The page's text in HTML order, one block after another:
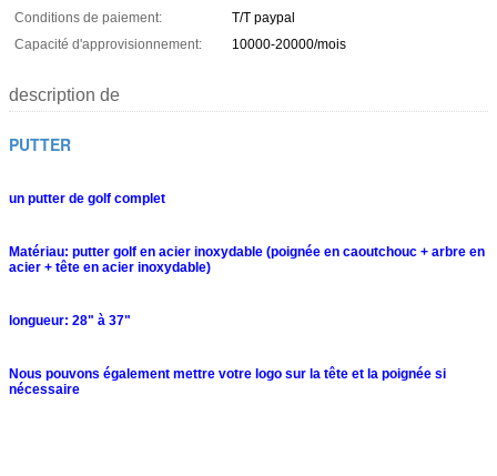
Conditions de paiement:
T/T paypal
Capacité d'approvisionnement:
10000-20000/mois
description de
PUTTER
un putter de golf complet
Matériau: putter golf en acier inoxydable (poignée en caoutchouc + arbre en
acier + tête en acier inoxydable)
longueur: 28" à 37"
Nous pouvons également mettre votre logo sur la tête et la poignée si
nécessaire